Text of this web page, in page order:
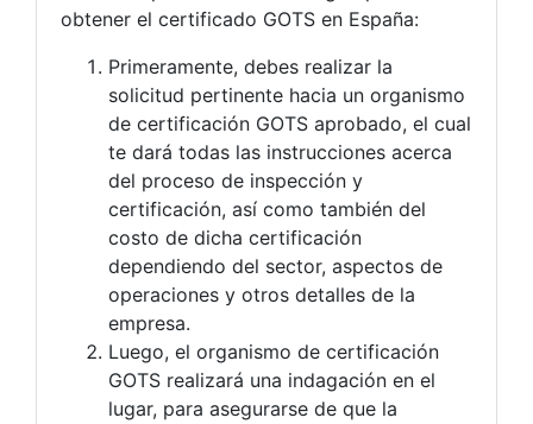
obtener el certificado GOTS en España:
Primeramente, debes realizar la
solicitud pertinente hacia un organismo
de certificación GOTS aprobado, el cual
te dará todas las instrucciones acerca
del proceso de inspección y
certificación, así como también del
costo de dicha certificación
dependiendo del sector, aspectos de
operaciones y otros detalles de la
empresa.
Luego, el organismo de certificación
GOTS realizará una indagación en el
lugar, para asegurarse de que la